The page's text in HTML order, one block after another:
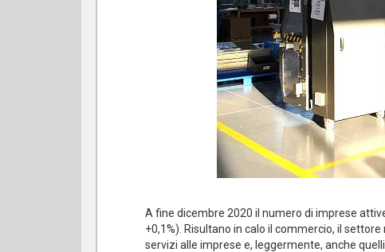
A fine dicembre 2020 il numero di imprese
+0,1%). Risultano in calo il commercio, il
servizi alle imprese e, leggermente, anche